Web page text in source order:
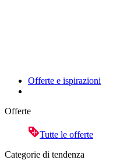
Offerte e ispirazioni
Offerte
Tutte le offerte
Categorie di tendenza